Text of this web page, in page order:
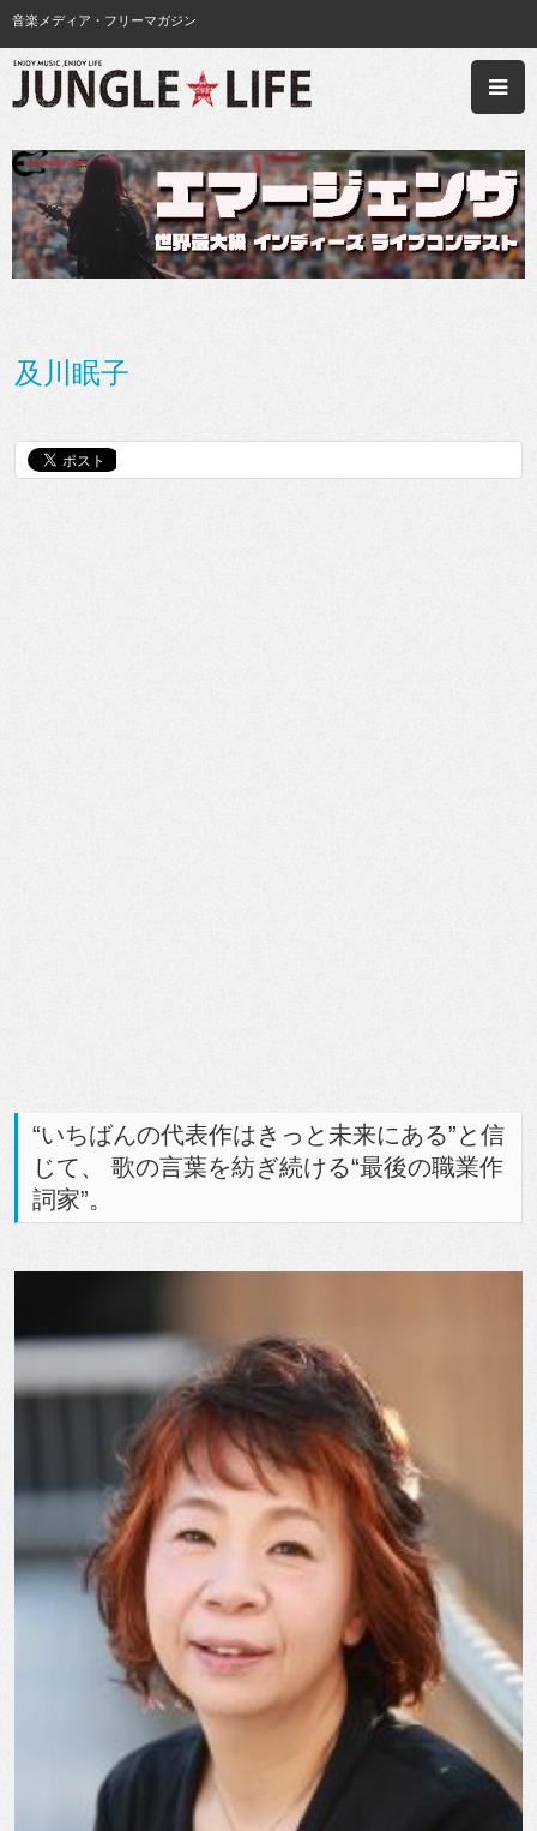
音楽メディア・フリーマガジン
及川眠子
“いちばんの代表作はきっと未来にある”と信
じて、 歌の言葉を紡ぎ続ける“最後の職業作
詞家”。